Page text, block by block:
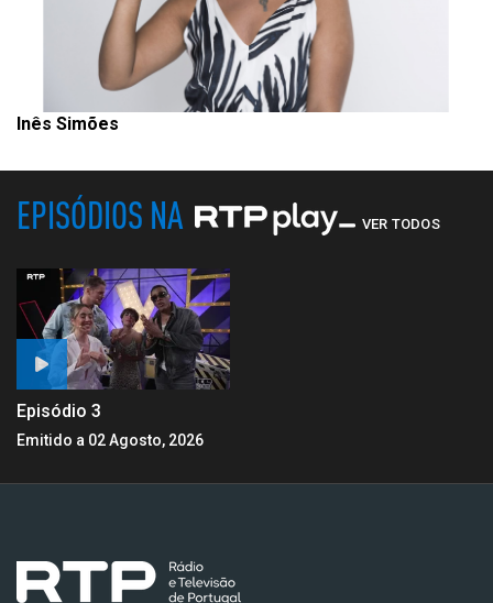
Inês Simões
EPISÓDIOS NA VER TODOS
Episódio 3
Emitido a 02 Agosto, 2026